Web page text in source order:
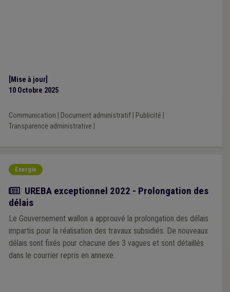
[Mise à jour]
10 Octobre 2025
Communication Document administratif| Publicité
Transparence administrative
Energie
Actualité
UREBA exceptionnel 2022 - Prolongation des
délais
Le Gouvernement wallon a approuvé la prolongation des délais
impartis pour la réalisation des travaux subsidiés. De nouveaux
délais sont fixés pour chacune des 3 vagues et sont détaillés
dans le courrier repris en annexe.